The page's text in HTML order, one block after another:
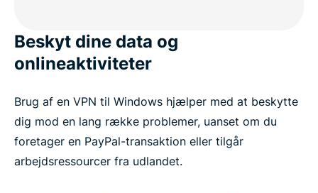
Det siger folk om ExpressVPN
computere
Prøv ExpressVPN risikofrit
Beskyt dine data og
onlineaktiviteter
Brug af en VPN til Windows hjælper med at beskytte
dig mod en lang række problemer, uanset om du
foretager en PayPal-transaktion eller tilgår
arbejdsressourcer fra udlandet.